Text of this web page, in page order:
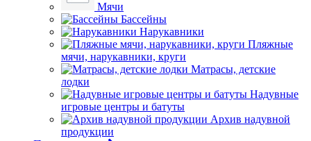
Мячи
Бассейны
Нарукавники
Пляжные
мячи, нарукавники, круги
Матрасы, детские
лодки
Надувные
игровые центры и батуты
Архив надувной
продукции